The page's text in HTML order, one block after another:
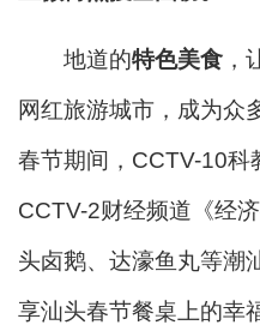
地道的特色美食 ，
网红旅游城市，成为众
春节期间，CCTV-10科
CCTV-2财经频道《经
头卤鹅、达濠鱼丸等潮
享汕头春节餐桌上的幸